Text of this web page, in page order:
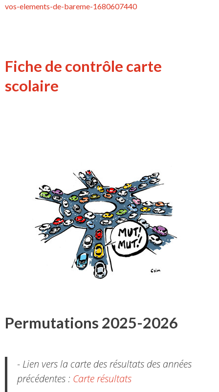
vos-elements-de-bareme-1680607440
Fiche de contrôle carte
scolaire
Permutations 2025-2026
- Lien vers la carte des résultats des années
précédentes : Carte résultats